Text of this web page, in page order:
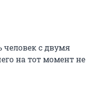
с двумя
на тот момент не